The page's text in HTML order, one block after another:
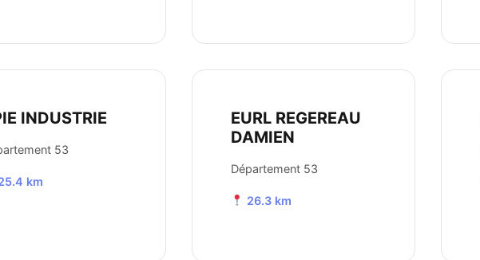
INDUSTRIE
53
km
EURL REGEREAU
DAMIEN
Département 53
26.3 km